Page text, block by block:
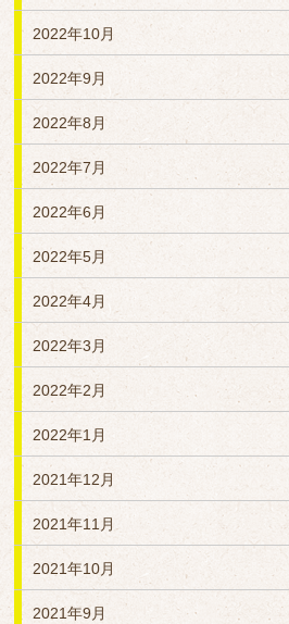
2022年10月
2022年9月
2022年8月
2022年7月
2022年6月
2022年5月
2022年4月
2022年3月
2022年2月
2022年1月
2021年12月
2021年11月
2021年10月
2021年9月